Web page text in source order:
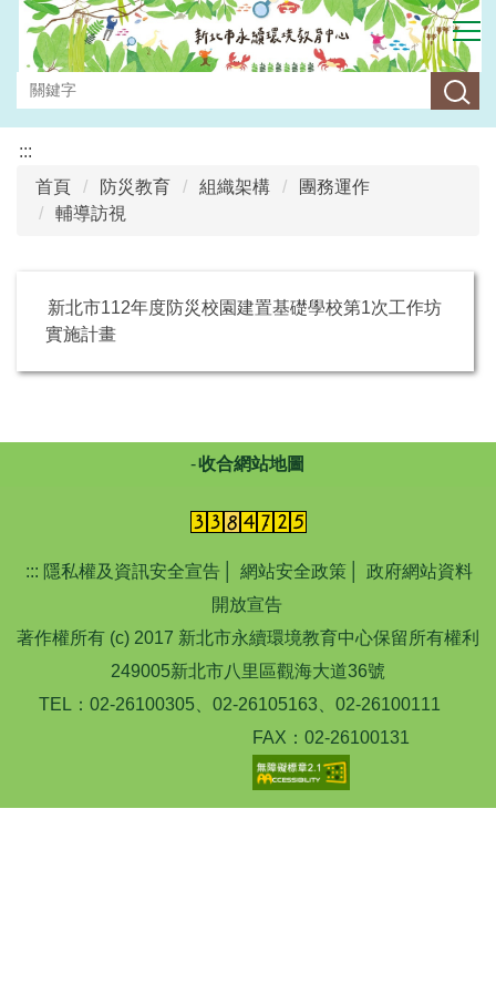
主
內
容
:::
首頁
防災教育 組織架構
團務運作
輔導訪視
新北市112年度防災校園建置基礎學校第1次工作坊
實施計畫
收合網站地圖
::: 隱私權及資訊安全宣告 網站安全政策
政府網站資料
開放宣告
著作權所有 (c) 2017 新北市永續環境教育中心保留所有權利
249005新北市八里區觀海大道36號
TEL：02-26100305、02-26105163、02-26100111
FAX：02-26100131